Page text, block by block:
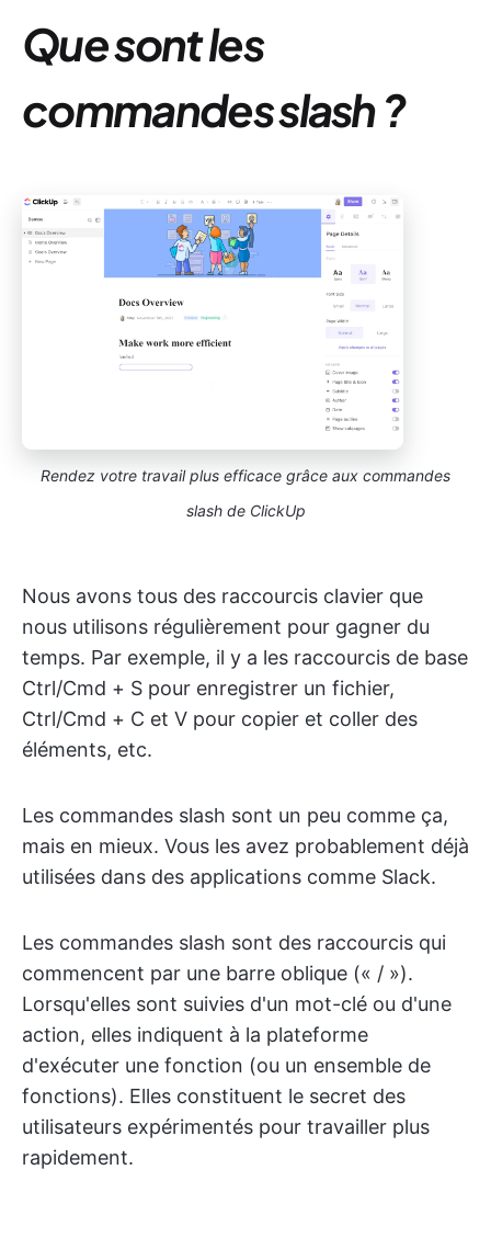
Que sont les
commandes slash ?
Rendez votre travail plus efficace grâce aux commandes
slash de ClickUp
Nous avons tous des raccourcis clavier que
nous utilisons régulièrement pour gagner du
temps. Par exemple, il y a les raccourcis de base
Ctrl/Cmd + S pour enregistrer un fichier,
Ctrl/Cmd + C et V pour copier et coller des
éléments, etc.
Les commandes slash sont un peu comme ça,
mais en mieux. Vous les avez probablement déjà
utilisées dans des applications comme Slack.
Les commandes slash sont des raccourcis qui
commencent par une barre oblique (« / »).
Lorsqu'elles sont suivies d'un mot-clé ou d'une
action, elles indiquent à la plateforme
d'exécuter une fonction (ou un ensemble de
fonctions). Elles constituent le secret des
utilisateurs expérimentés pour travailler plus
rapidement.